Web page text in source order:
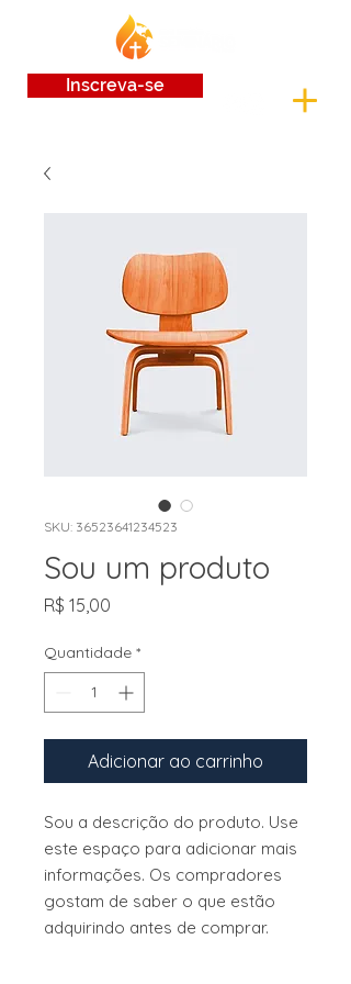
Inscreva-se
SKU: 36523641234523
Sou um produto
R$ 15,00
Quantidade *
Adicionar ao carrinho
Sou a descrição do produto. Use
este espaço para adicionar mais
informações. Os compradores
gostam de saber o que estão
adquirindo antes de comprar.